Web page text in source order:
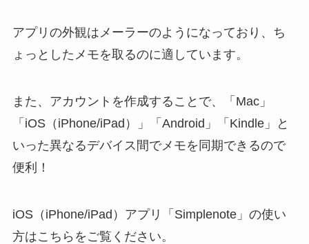
アプリの外観はメーラーのようになっており、ち
ょっとしたメモを取るのに適しています。
また、アカウントを作成することで、「Mac」
「iOS（iPhone/iPad）」「Android」「Kindle」と
いった異なるデバイス間でメモを同期できるので
便利！
iOS（iPhone/iPad）アプリ「Simplenote」の使い
方はこちらをご覧ください。